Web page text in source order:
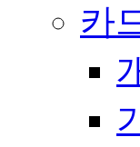
카